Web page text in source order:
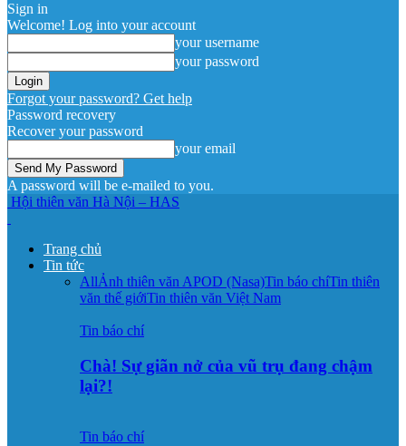
Sign in
Welcome! Log into your account
your username
your password
Forgot your password? Get help
Password recovery
Recover your password
your email
A password will be e-mailed to you.
Hội thiên văn Hà Nội – HAS
Trang chủ
Tin tức
AllẢnh thiên văn APOD (Nasa)Tin báo chíTin thiên
văn thế giớiTin thiên văn Việt Nam
Tin báo chí
Chà! Sự giãn nở của vũ trụ đang chậm
lại?!
Tin báo chí